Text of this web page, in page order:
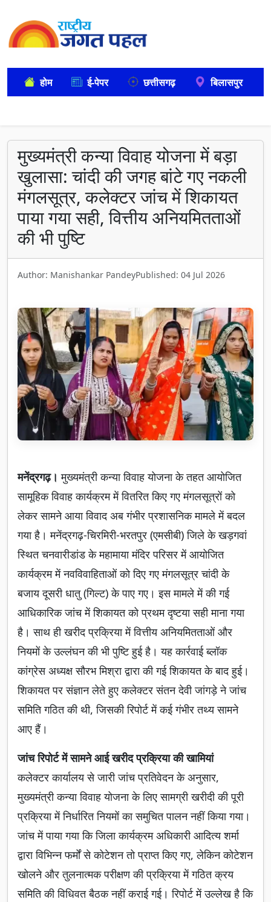
होम ई-पेपर छत्तीसगढ़ बिलासपुर
मुख्यमंत्री कन्या विवाह योजना में बड़ा
खुलासा: चांदी की जगह बांटे गए नकली
मंगलसूत्र, कलेक्टर जांच में शिकायत
पाया गया सही, वित्तीय अनियमितताओं
की भी पुष्टि
Author: Manishankar PandeyPublished: 04 Jul 2026
मनेंद्रगढ़। मुख्यमंत्री कन्या विवाह योजना के तहत आयोजित
सामूहिक विवाह कार्यक्रम में वितरित किए गए मंगलसूत्रों को
लेकर सामने आया विवाद अब गंभीर प्रशासनिक मामले में बदल
गया है। मनेंद्रगढ़-चिरमिरी-भरतपुर (एमसीबी) जिले के खड़गवां
स्थित चनवारीडांड के महामाया मंदिर परिसर में आयोजित
कार्यक्रम में नवविवाहिताओं को दिए गए मंगलसूत्र चांदी के
बजाय दूसरी धातु (गिल्ट) के पाए गए। इस मामले में की गई
आधिकारिक जांच में शिकायत को प्रथम दृष्टया सही माना गया
है। साथ ही खरीद प्रक्रिया में वित्तीय अनियमितताओं और
नियमों के उल्लंघन की भी पुष्टि हुई है। यह कार्रवाई ब्लॉक
कांग्रेस अध्यक्ष सौरभ मिश्रा द्वारा की गई शिकायत के बाद हुई।
शिकायत पर संज्ञान लेते हुए कलेक्टर संतन देवी जांगड़े ने जांच
समिति गठित की थी, जिसकी रिपोर्ट में कई गंभीर तथ्य सामने
आए हैं।
जांच रिपोर्ट में सामने आई खरीद प्रक्रिया की खामियां
कलेक्टर कार्यालय से जारी जांच प्रतिवेदन के अनुसार,
मुख्यमंत्री कन्या विवाह योजना के लिए सामग्री खरीदी की पूरी
प्रक्रिया में निर्धारित नियमों का समुचित पालन नहीं किया गया।
जांच में पाया गया कि जिला कार्यक्रम अधिकारी आदित्य शर्मा
द्वारा विभिन्न फर्मों से कोटेशन तो प्राप्त किए गए, लेकिन कोटेशन
खोलने और तुलनात्मक परीक्षण की प्रक्रिया में गठित क्रय
समिति की विधिवत बैठक नहीं कराई गई। रिपोर्ट में उल्लेख है कि